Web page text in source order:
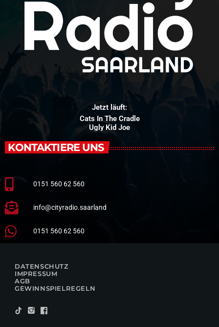
Jetzt läuft:
Cats In The Cradle
Ugly Kid Joe
KONTAKTIERE UNS
0151 560 62 560
info@cityradio.saarland
0151 560 62 560
DATENSCHUTZ
IMPRESSUM
AGB
GEWINNSPIELREGELN